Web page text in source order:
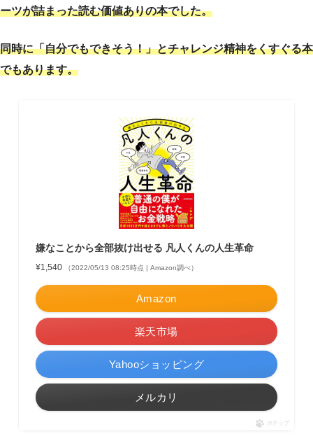
ーツが詰まった読む価値ありの本でした。
同時に「自分でもできそう！」とチャレンジ精神をくすぐる本
でもあります。
嫌なことから全部抜け出せる 凡人くんの人生革命
¥1,540 （2022/05/13 08:25時点 | Amazon調べ）
Amazon
楽天市場
Yahooショッピング
メルカリ
ポチップ